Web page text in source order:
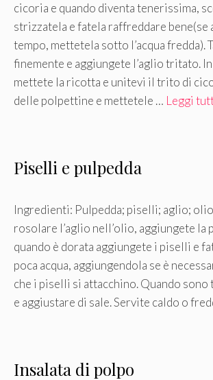
cicoria e quando diventa tenerissima,
strizzatela e fatela raffreddare bene(se
tempo, mettetela sotto l’acqua fredda).
finemente e aggiungete l’aglio tritato.
mettete la ricotta e unitevi il trito di
delle polpettine e mettetele … Leggi
Piselli e pulpedda
Ingredienti: Pulpedda; piselli; aglio;
rosolare l’aglio nell’olio, aggiungete la
quando è dorata aggiungete i piselli e
poca acqua, aggiungendola se è
che i piselli si attacchino. Quando sono
e aggiustare di sale. Servite caldo o
Insalata di polpo